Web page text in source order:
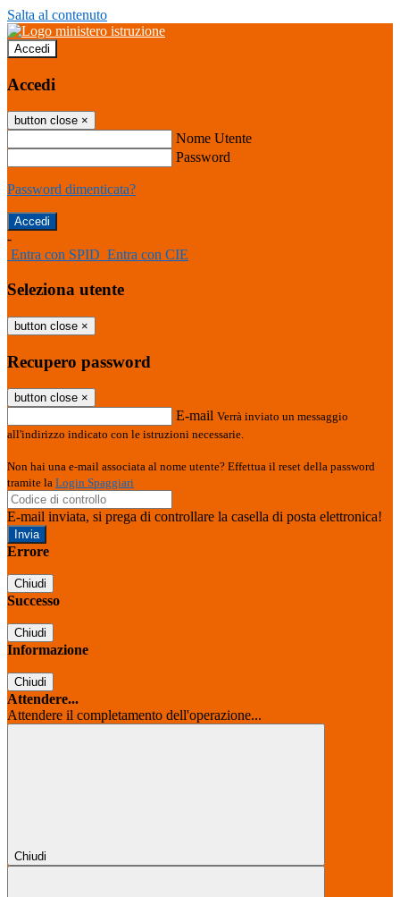
Salta al contenuto
Accedi
Accedi
button close ×
Nome Utente
Password
Password dimenticata?
-
Entra con SPID Entra con CIE
Seleziona utente
button close ×
Recupero password
button close ×
E-mail Verrà inviato un messaggio
all'indirizzo indicato con le istruzioni necessarie.
Non hai una e-mail associata al nome utente? Effettua il reset della password
tramite la Login Spaggiari
E-mail inviata, si prega di controllare la casella di posta elettronica!
Errore
Chiudi
Successo
Chiudi
Informazione
Chiudi
Attendere...
Attendere il completamento dell'operazione...
Chiudi